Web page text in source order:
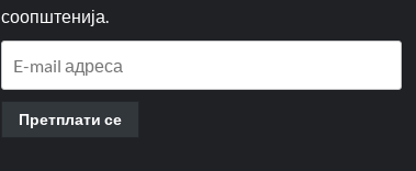
соопштенија.
Претплати се